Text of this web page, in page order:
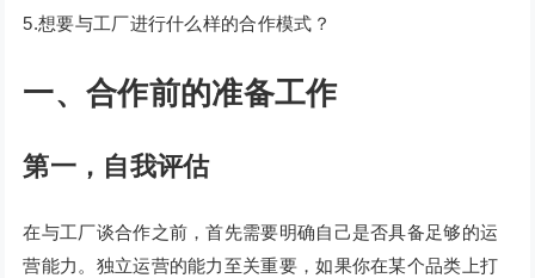
5.想要与工厂进行什么样的合作模式？
一、合作前的准备工作
第一，自我评估
在与工厂谈合作之前，首先需要明确自己是否具备足够的运
营能力。独立运营的能力至关重要，如果你在某个品类上打